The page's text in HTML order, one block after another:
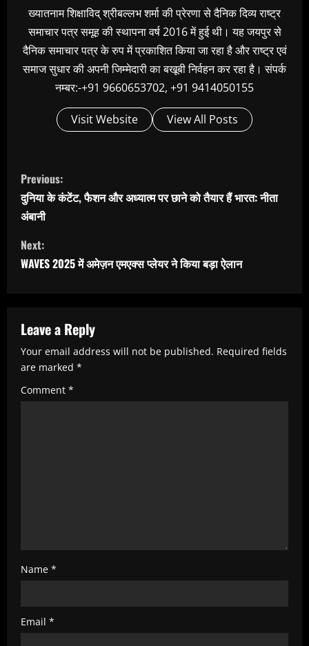
ख्यातनाम शिक्षाविद् श्रीबल्लभ शर्मा की प्रेरणा से दैनिक दिव्य राष्ट्र
समाचार पत्र समूह की स्थापना वर्ष 2016 में हुई थी। यह जयपुर से
दैनिक समाचार पत्र के रुप में प्रकाशित किया जा रहा है और राष्ट्र एवं
समाज सुधार की अपनी जिम्मेदारी का बखूबी निर्वहन कर रहा है। संपर्क
नम्बर:-+91 9660653702, +91 9414050155
Visit Website View All Posts
C
o
n
t
i
e
R
e
a
Previous:
दुनिया के कंटेंट, फैशन और अध्यात्म पर छाने को तैयार हैं भारत: नीता
अंबानी
Next:
WAVES 2025 में अमेज़न एमएक्स प्लेयर ने किया बड़ा ऐलान
Leave a Reply
Your email address will not be published. Required fields
are marked *
Comment *
Name *
Email *